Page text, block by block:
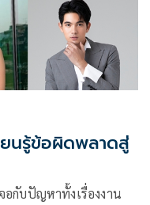
ยนรู้ข้อผิดพลาดสู่
กับปัญหาทั้งเรื่องงาน